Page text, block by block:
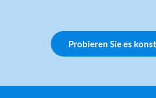
Probieren Sie es